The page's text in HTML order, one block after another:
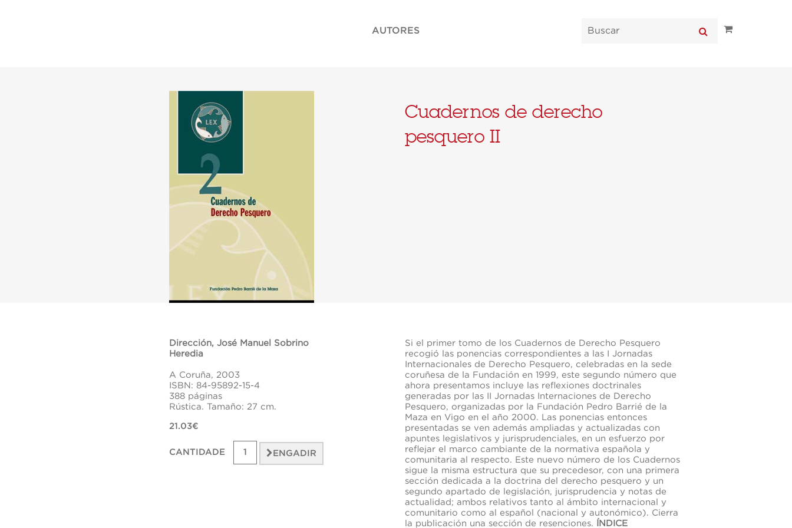
AUTORES
Cuadernos de derecho
pesquero II
Dirección, José Manuel Sobrino
Heredia
A Coruña, 2003
ISBN: 84-95892-15-4
388 páginas
Rústica. Tamaño: 27 cm.
21.03€
CANTIDADE ENGADIR
Si el primer tomo de los Cuadernos de Derecho Pesquero
recogió las ponencias correspondientes a las I Jornadas
Internacionales de Derecho Pesquero, celebradas en la sede
coruñesa de la Fundación en 1999, este segundo número que
ahora presentamos incluye las reflexiones doctrinales
generadas por las II Jornadas Internaciones de Derecho
Pesquero, organizadas por la Fundación Pedro Barrié de la
Maza en Vigo en el año 2000. Las ponencias entonces
presentadas se ven además ampliadas y actualizadas con
apuntes legislativos y jurisprudenciales, en un esfuerzo por
reflejar el marco cambiante de la normativa española y
comunitaria al respecto. Este nuevo número de los Cuadernos
sigue la misma estructura que su precedesor, con una primera
sección dedicada a la doctrina del derecho pesquero y un
segundo apartado de legislación, jurisprudencia y notas de
actualidad; ambos relativos tanto al ámbito internacional y
comunitario como al español (nacional y autonómico). Cierra
la publicación una sección de resenciones.
ÍNDICE